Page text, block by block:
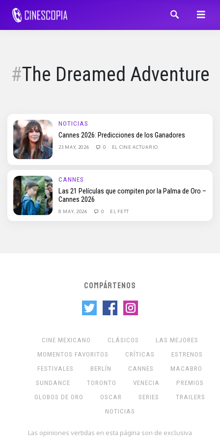
The Dreamed Adventure
NOTICIAS
Cannes 2026: Predicciones de los Ganadores
23 MAY, 2026 0 EL CINE ACTUARIO
CANNES
Las 21 Películas que compiten por la Palma de Oro –
Cannes 2026
8 MAY, 2026 0 EL FETT
COMPÁRTENOS
CINE MEXICANO CLÁSICOS
LAS MEJORES
MOMENTOS FAVORITOS
CRÍTICAS
ESTRENOS
FESTIVALES
BERLÍN CANNES
MACABRO
SUNDANCE
TORONTO VENECIA
PREMIOS
GLOBOS DE ORO
OSCAR SERIES
TRAILERS
NOTICIAS
Las opiniones vertidas en esta página son de exclusiva